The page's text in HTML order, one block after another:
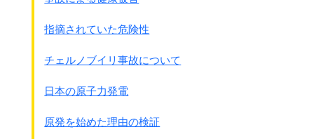
次からは1ペ－ジごと全ペ－ジ掲載します
指摘されていた危険性
チェルノブイリ事故について
日本の原子力発電
原発を始めた理由の検証